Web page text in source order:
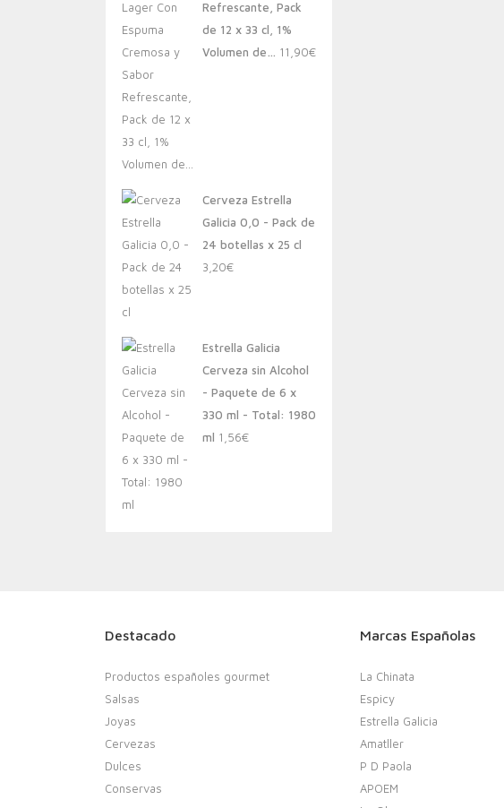
Refrescante, Pack
de 12 x 33 cl, 1%
Volumen de… 11,90€
Cerveza Estrella
Galicia 0,0 - Pack de
24 botellas x 25 cl
3,20€
Estrella Galicia
Cerveza sin Alcohol
- Paquete de 6 x
330 ml - Total: 1980
ml 1,56€
Destacado
Productos españoles gourmet
Salsas
Joyas
Cervezas
Dulces
Conservas
Marcas Españolas
La Chinata
Espicy
Estrella Galicia
Amatller
P D Paola
APOEM